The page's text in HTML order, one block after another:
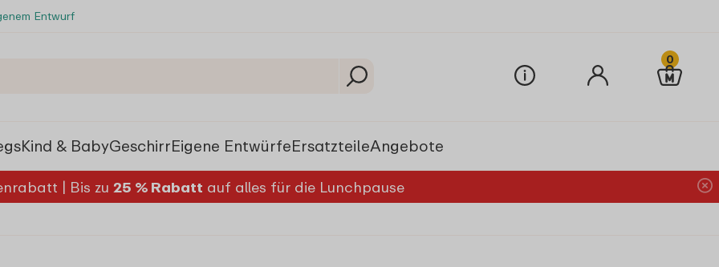
Entwurf
0
Kind & BabyGeschirrEigene EntwürfeErsatzteileAngebote
| Bis zu 25 % Rabatt auf alles für die Lunchpause